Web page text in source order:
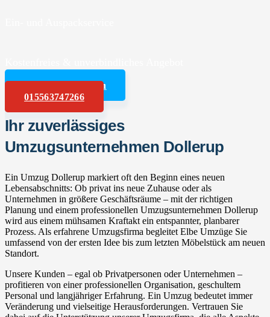
Angebot anfordern
015563747266
Ihr zuverlässiges
Umzugsunternehmen Dollerup
Ein Umzug Dollerup markiert oft den Beginn eines neuen
Lebensabschnitts: Ob privat ins neue Zuhause oder als
Unternehmen in größere Geschäftsräume – mit der richtigen
Planung und einem professionellen Umzugsunternehmen Dollerup
wird aus einem mühsamen Kraftakt ein entspannter, planbarer
Prozess. Als erfahrene Umzugsfirma begleitet Elbe Umzüge Sie
umfassend von der ersten Idee bis zum letzten Möbelstück am neuen
Standort.
Unsere Kunden – egal ob Privatpersonen oder Unternehmen –
profitieren von einer professionellen Organisation, geschultem
Personal und langjähriger Erfahrung. Ein Umzug bedeutet immer
Veränderung und vielseitige Herausforderungen. Vertrauen Sie